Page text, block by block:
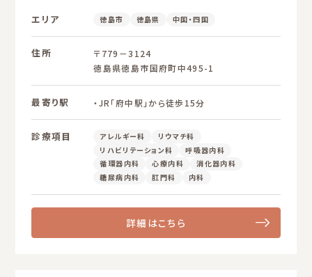
エリア 徳島市 徳島県 中国・四国
住所
〒779－3124
徳島県徳島市国府町中495-1
最寄り駅 ・JR「府中駅」から徒歩15分
診療項目 アレルギー科
リウマチ科
リハビリテーション科
呼吸器内科
循環器内科
心療内科
消化器内科
糖尿病内科
肛門科 内科
詳細はこちら